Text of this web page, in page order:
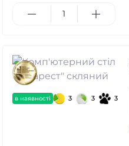
в наявності 3 3 3